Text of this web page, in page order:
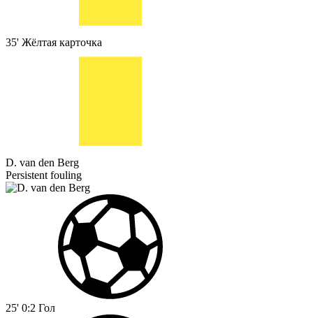
35' Жёлтая карточка
D. van den Berg
Persistent fouling
25' 0:2 Гол